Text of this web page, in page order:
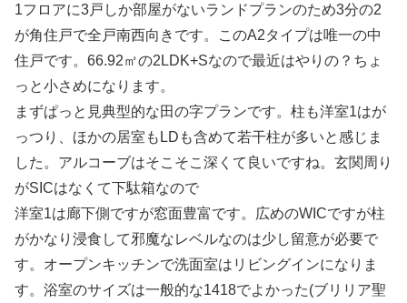
1フロアに3戸しか部屋がないランドプランのため3分の2
が角住戸で全戸南西向きです。このA2タイプは唯一の中
住戸です。66.92㎡の2LDK+Sなので最近はやりの？ちょ
っと小さめになります。
まずぱっと見典型的な田の字プランです。柱も洋室1はが
っつり、ほかの居室もLDも含めて若干柱が多いと感じま
した。アルコーブはそこそこ深くて良いですね。玄関周り
がSICはなくて下駄箱なので
洋室1は廊下側ですが窓面豊富です。広めのWICですが柱
がかなり浸食して邪魔なレベルなのは少し留意が必要で
す。オープンキッチンで洗面室はリビングインになりま
す。浴室のサイズは一般的な1418でよかった(ブリリア聖